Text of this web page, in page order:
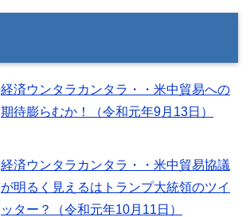
経済ウンタラカンタラ・・米中貿易への
期待膨らむか！（令和元年9月13日）
経済ウンタラカンタラ・・米中貿易協議
が明るく見えるはトランプ大統領のツイ
ッター？（令和元年10月11日）